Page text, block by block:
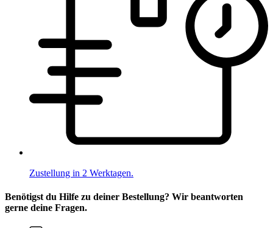
Zustellung in 2 Werktagen.
Benötigst du Hilfe zu deiner Bestellung? Wir beantworten
gerne deine Fragen.